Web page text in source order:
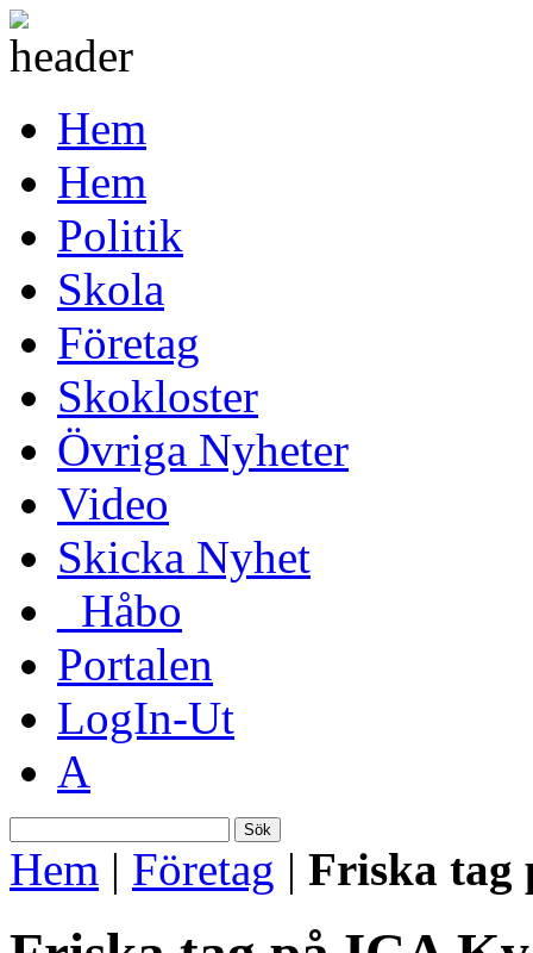
Hem
Hem
Politik
Skola
Företag
Skokloster
Övriga Nyheter
Video
Skicka Nyhet
_Håbo
Portalen
LogIn-Ut
A
Sök
Hem | Företag | Friska tag